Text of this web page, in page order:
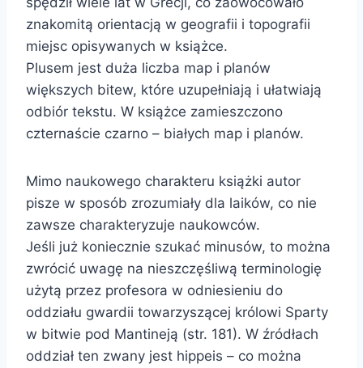
znakomitą orientacją w geografii i topografii
miejsc opisywanych w książce.
Plusem jest duża liczba map i planów
większych bitew, które uzupełniają i ułatwiają
odbiór tekstu. W książce zamieszczono
czternaście czarno – białych map i planów.
Mimo naukowego charakteru książki autor
pisze w sposób zrozumiały dla laików, co nie
zawsze charakteryzuje naukowców.
Jeśli już koniecznie szukać minusów, to można
zwrócić uwagę na nieszczęśliwą terminologię
użytą przez profesora w odniesieniu do
oddziału gwardii towarzyszącej królowi Sparty
w bitwie pod Mantineją (str. 181). W źródłach
oddział ten zwany jest hippeis – co można